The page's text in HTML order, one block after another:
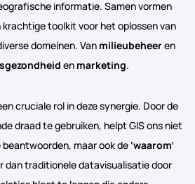
informatie. Samen vormen
toolkit voor het oplossen van
domeinen. Van milieubeheeren
en marketing.
cruciale rol in deze synergie. Door de
draad te gebruiken, helpt GIS ons niet
maar ook de ‘waarom’
dan traditionele datavisualisatie door